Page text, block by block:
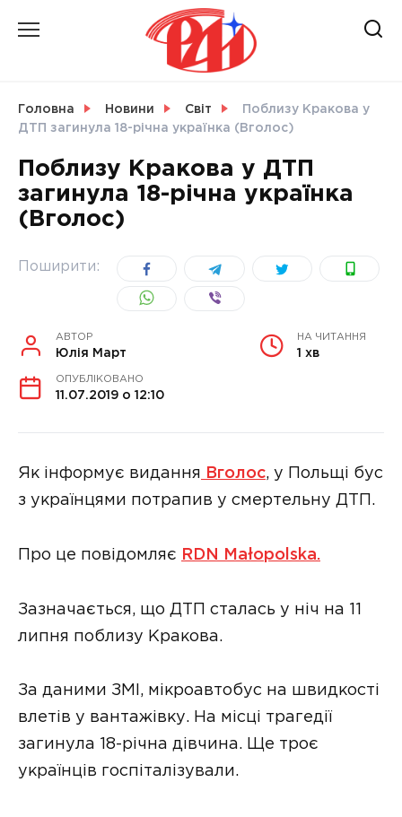
Головна Новини Світ
Поблизу Кракова у
ДТП загинула 18-річна українка (Вголос)
Поблизу Кракова у ДТП
загинула 18-річна українка
(Вголос)
Поширити:
АВТОР
Юлія Март
НА ЧИТАННЯ
1 хв
ОПУБЛІКОВАНО
11.07.2019 о 12:10
Як інформує видання Вголос, у Польщі бус
з українцями потрапив у смертельну ДТП.
Про це повідомляє RDN Małopolska.
Зазначається, що ДТП сталась у ніч на 11
липня поблизу Кракова.
За даними ЗМІ, мікроавтобус на швидкості
влетів у вантажівку. На місці трагедії
загинула 18-річна дівчина. Ще троє
українців госпіталізували.